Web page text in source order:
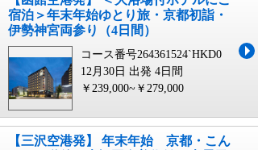
宿泊＞年末年始ゆとり旅・京都初詣・
伊勢神宮両参り（4日間）
コース番号264361524`HKD0
12月30日 出発 4日間
￥239,000~￥279,000
【三沢空港発】 年末年始 京都・こん